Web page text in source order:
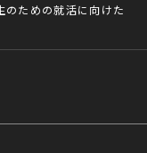
のための就活に向けた